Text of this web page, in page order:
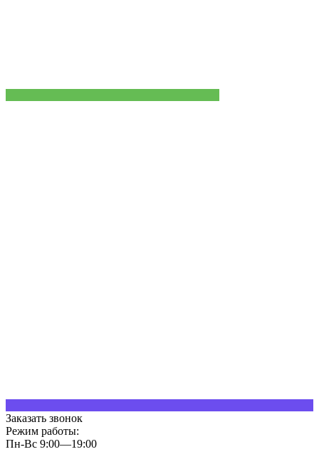
Заказать звонок
Режим работы:
Пн-Вс 9:00—19:00